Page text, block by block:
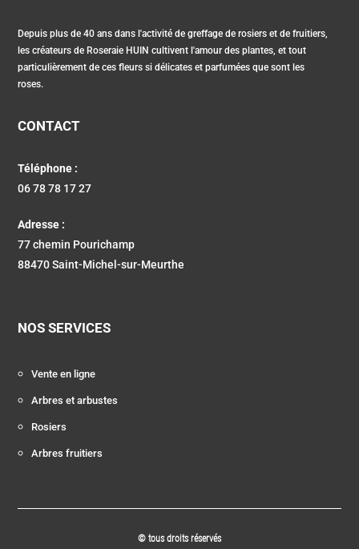
Depuis plus de 40 ans dans l'activité de greffage de rosiers et de fruitiers,
les créateurs de Roseraie HUIN cultivent l'amour des plantes, et tout
particulièrement de ces fleurs si délicates et parfumées que sont les
roses.
CONTACT
Téléphone :
06 78 78 17 27
Adresse :
77 chemin Pourichamp
88470 Saint-Michel-sur-Meurthe
NOS SERVICES
Vente en ligne
Arbres et arbustes
Rosiers
Arbres fruitiers
© tous droits réservés